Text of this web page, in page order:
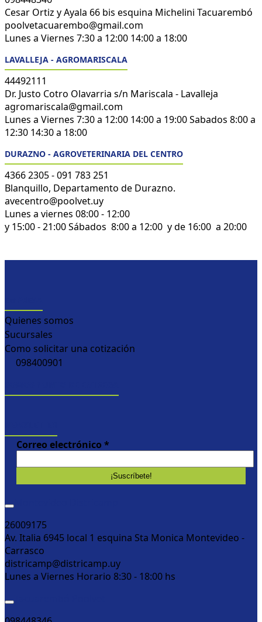
Cesar Ortiz y Ayala 66 bis esquina Michelini Tacuarembó
poolvetacuarembo@gmail.com
Lunes a Viernes 7:30 a 12:00 14:00 a 18:00
LAVALLEJA - AGROMARISCALA
44492111
Dr. Justo Cotro Olavarria s/n Mariscala - Lavalleja
agromariscala@gmail.com
Lunes a Viernes 7:30 a 12:00 14:00 a 19:00 Sabados 8:00 a
12:30 14:30 a 18:00
DURAZNO - AGROVETERINARIA DEL CENTRO
4366 2305 - 091 783 251
Blanquillo, Departamento de Durazno.
avecentro@poolvet.uy
Lunes a viernes 08:00 - 12:00
y 15:00 - 21:00 Sábados 8:00 a 12:00 y de 16:00 a 20:00
Quienes somos
Sucursales
Como solicitar una cotización
098400901
Correo electrónico *
26009175
Av. Italia 6945 local 1 esquina Sta Monica Montevideo -
Carrasco
districamp@districamp.uy
Lunes a Viernes Horario 8:30 - 18:00 hs